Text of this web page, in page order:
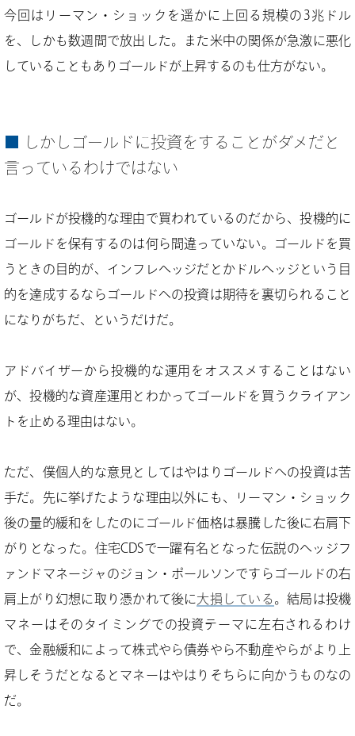
今回はリーマン・ショックを遥かに上回る規模の3兆ドル
を、しかも数週間で放出した。また米中の関係が急激に悪化
していることもありゴールドが上昇するのも仕方がない。
しかしゴールドに投資をすることがダメだと
言っているわけではない
ゴールドが投機的な理由で買われているのだから、投機的に
ゴールドを保有するのは何ら間違っていない。ゴールドを買
うときの目的が、インフレヘッジだとかドルヘッジという目
的を達成するならゴールドへの投資は期待を裏切られること
になりがちだ、というだけだ。
アドバイザーから投機的な運用をオススメすることはない
が、投機的な資産運用とわかってゴールドを買うクライアン
トを止める理由はない。
ただ、僕個人的な意見としてはやはりゴールドへの投資は苦
手だ。先に挙げたような理由以外にも、リーマン・ショック
後の量的緩和をしたのにゴールド価格は暴騰した後に右肩下
がりとなった。住宅CDSで一躍有名となった伝説のヘッジフ
ァンドマネージャのジョン・ポールソンですらゴールドの右
肩上がり幻想に取り憑かれて後に大損している 。結局は投機
マネーはそのタイミングでの投資テーマに左右されるわけ
で、金融緩和によって株式やら債券やら不動産やらがより上
昇しそうだとなるとマネーはやはりそちらに向かうものなの
だ。